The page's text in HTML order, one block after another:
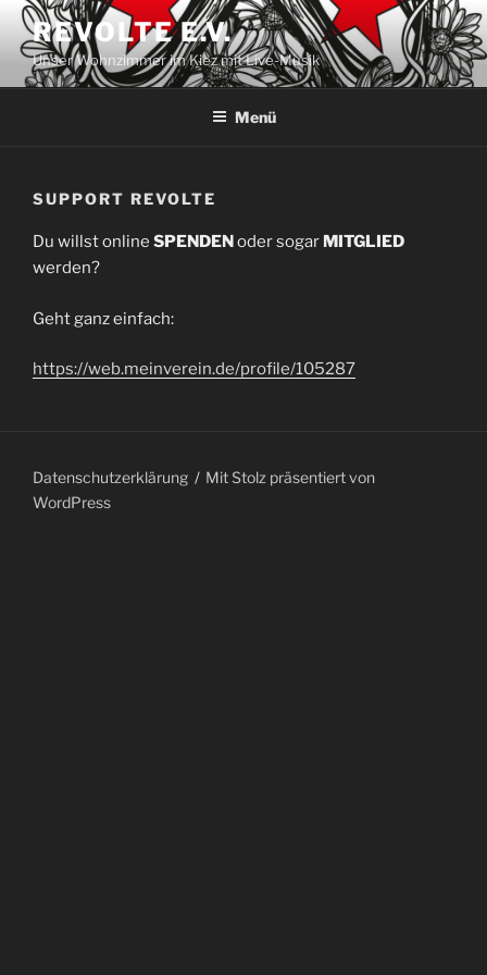
Zum
Inhalt
springen
REVOLTE E.V.
Unser Wohnzimmer im Kiez mit Live-Musik
Menü
SUPPORT REVOLTE
Du willst online SPENDENoder sogar MITGLIED
werden?
Geht ganz einfach:
https://web.meinverein.de/profile/105287
Datenschutzerklärung
Mit Stolz präsentiert von
WordPress